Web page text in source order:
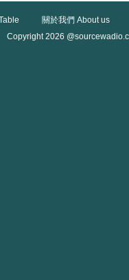
關於我們 About us
Copyright 2026